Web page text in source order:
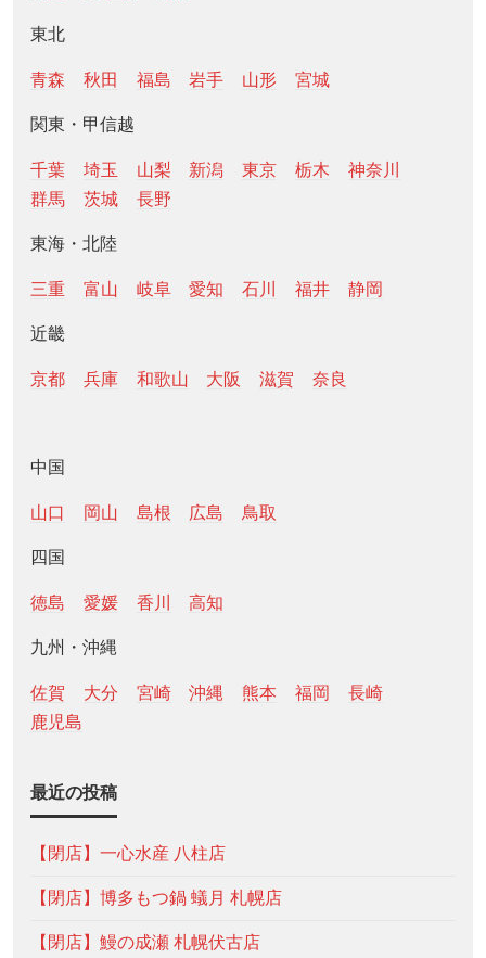
東北
青森 秋田 福島 岩手 山形 宮城
関東・甲信越
千葉 埼玉 山梨 新潟 東京 栃木
神奈川
群馬
茨城 長野
東海・北陸
三重 富山 岐阜 愛知 石川 福井 静岡
近畿
京都 兵庫 和歌山 大阪 滋賀 奈良
中国
山口 岡山 島根 広島 鳥取
四国
徳島 愛媛 香川 高知
九州・沖縄
佐賀 大分 宮崎 沖縄 熊本 福岡
長崎
鹿児島
最近の投稿
【閉店】一心水産 八柱店
【閉店】博多もつ鍋 蟻月 札幌店
【閉店】鰻の成瀬 札幌伏古店